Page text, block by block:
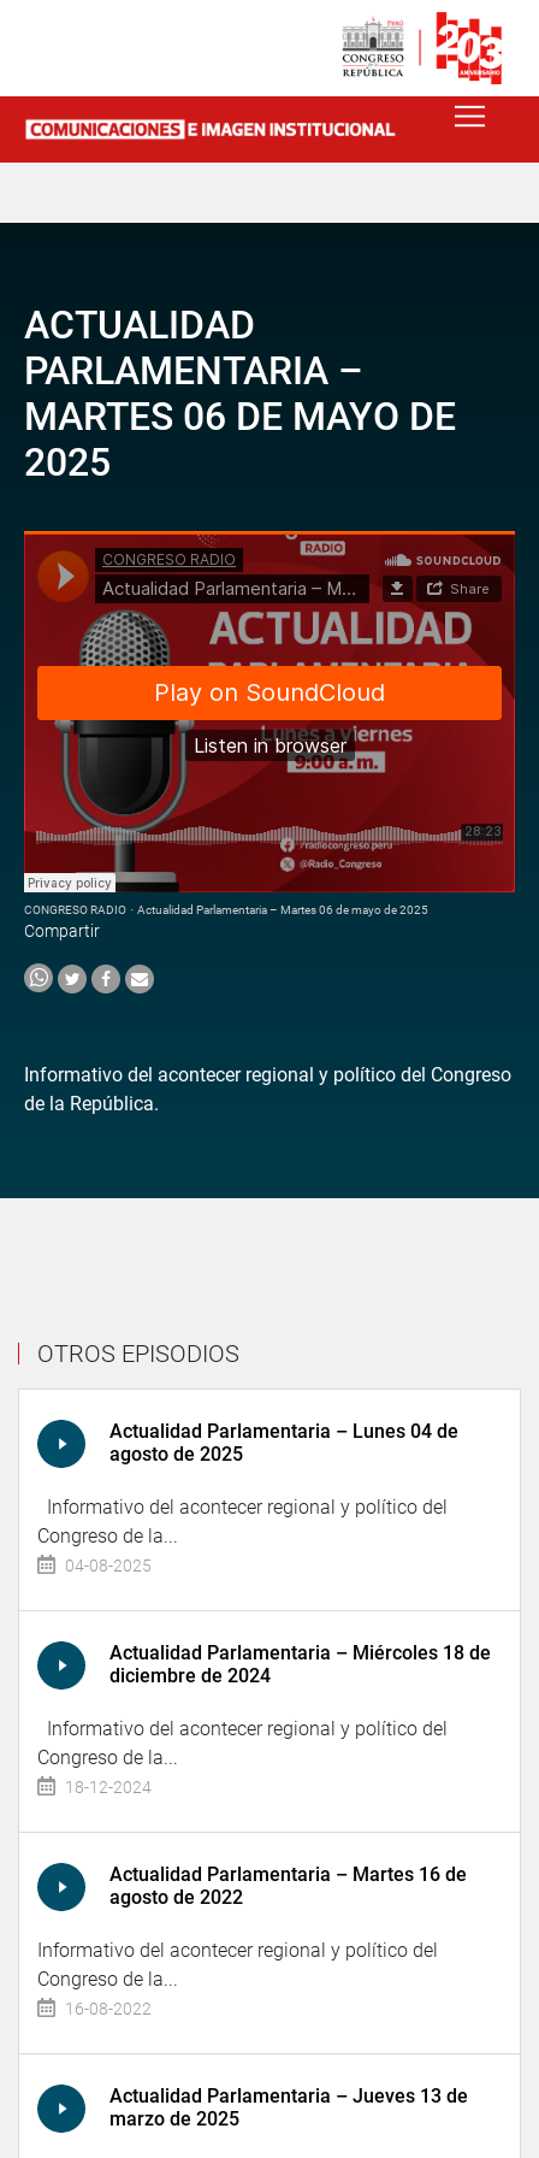
ACTUALIDAD
PARLAMENTARIA –
MARTES 06 DE MAYO DE
2025
CONGRESO RADIO · Actualidad Parlamentaria – Martes 06 de mayo de 2025
Compartir
Informativo del acontecer regional y político del Congreso
de la República.
OTROS EPISODIOS
Actualidad Parlamentaria – Lunes 04 de
agosto de 2025
Informativo del acontecer regional y político del
Congreso de la...
04-08-2025
Actualidad Parlamentaria – Miércoles 18 de
diciembre de 2024
Informativo del acontecer regional y político del
Congreso de la...
18-12-2024
Actualidad Parlamentaria – Martes 16 de
agosto de 2022
Informativo del acontecer regional y político del
Congreso de la...
16-08-2022
Actualidad Parlamentaria – Jueves 13 de
marzo de 2025